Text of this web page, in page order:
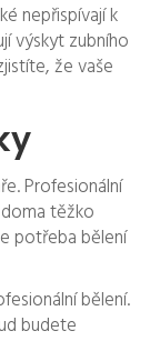
nepřispívají k
výskyt zubního
že vaše
Profesionální
těžko
potřeba bělení
bělení.
budete